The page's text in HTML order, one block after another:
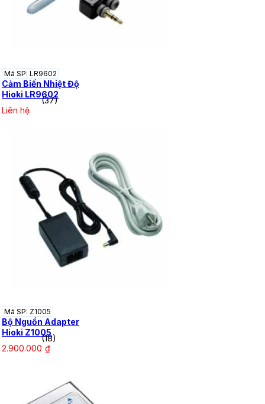
Mã SP: LR9602
Cảm Biến Nhiệt Độ
Hioki LR9602
(37)
Liên hệ
Mã SP: Z1005
Bộ Nguồn Adapter
Hioki Z1005
(18)
2.900.000 ₫